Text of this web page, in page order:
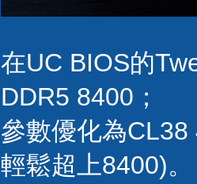
在UC BIOS的
DDR5 8400；
參數優化為
輕鬆超上8400)。